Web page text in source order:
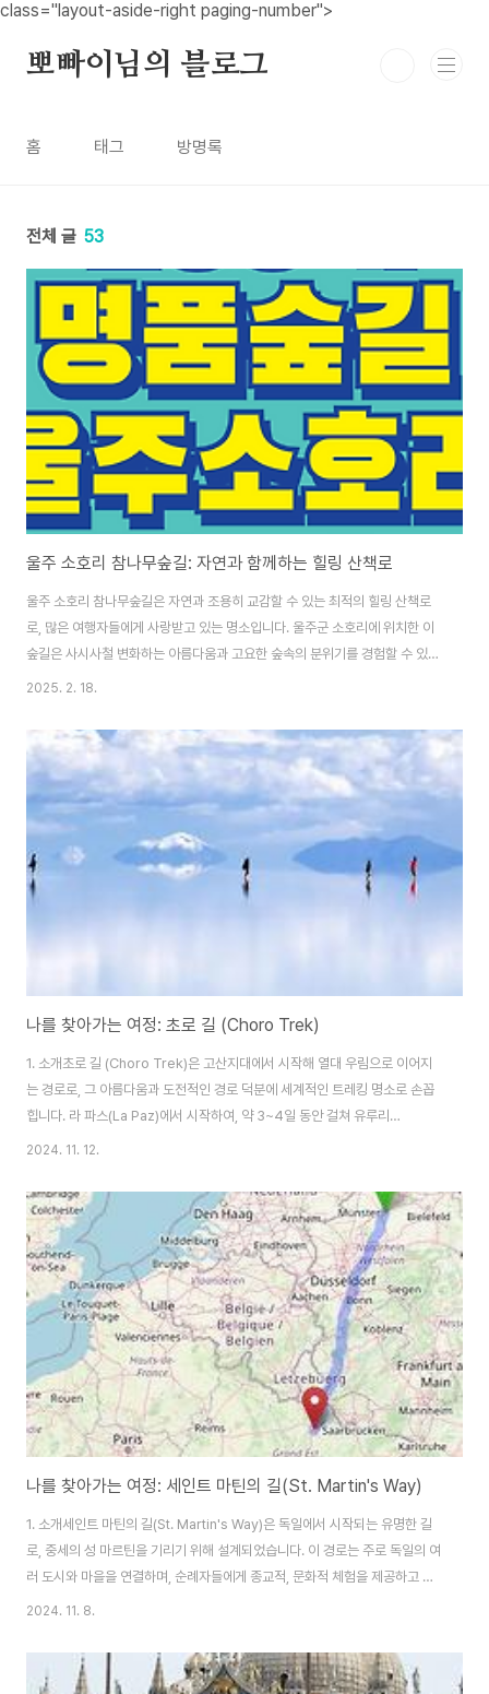
class="layout-aside-right paging-number">
본문 바로가기
뽀빠이님의 블로그
홈 태그 방명록
전체 글 53
울주 소호리 참나무숲길: 자연과 함께하는 힐링 산책로
울주 소호리 참나무숲길은 자연과 조용히 교감할 수 있는 최적의 힐링 산책로
로, 많은 여행자들에게 사랑받고 있는 명소입니다. 울주군 소호리에 위치한 이
숲길은 사시사철 변화하는 아름다움과 고요한 숲속의 분위기를 경험할 수 있
어, 자연을 좋아하는 여행객들에게 더할 나위 없는 장소입니다. 이 글에서는 울
및 여행 팁을 소개하려고 합니다. 산림청 명품숲 바로가기 1. 참나무숲길의 자
연경관과 매력울주 소호리 참나무숲길은 울창한 참나무들이 길을 따라 이어져
있어 자연의 정수를 만끽할 수 있는 곳입니다. 숲길을 따라 걸으며 자연의 소리
와 향기를 느낄 수 있으며, 참나무들이 만들어낸 그늘은 여름에도 시원한 휴식
을 제공합니다. 숲속에서 들리는 새소..
2025. 2. 18.
나를 찾아가는 여정: 초로 길 (Choro Trek)
1. 소개초로 길 (Choro Trek)은 고산지대에서 시작해 열대 우림으로 이어지
는 경로로, 그 아름다움과 도전적인 경로 덕분에 세계적인 트레킹 명소로 손꼽
힙니다. 라 파스(La Paz)에서 시작하여, 약 3~4일 동안 걸쳐 유루리
(Yungas) 지역에 위치한 아스날타(Asnalta)로 하산하는 코스로, 이 트레킹은
하며, 트레커들에게 다양한 자연경관과 함께 체력과 정신력을 시험할 수 있는
기회를 줍니다.2. 역사2-1. 잉카 제국의 주요 교통로초로 길은 잉카 제국의 중
요한 교통망 중 하나로, 제국의 수도였던 쿠스코(Cuzco)에서부터 볼리비아와
페루의 접경 지역까지 이어지는 도로망의 일부였습니다. 잉카 제국은 고산지대
와 열대 우..
2024. 11. 12.
나를 찾아가는 여정: 세인트 마틴의 길(St. Martin's Way)
1. 소개세인트 마틴의 길(St. Martin's Way)은 독일에서 시작되는 유명한 길
로, 중세의 성 마르틴을 기리기 위해 설계되었습니다. 이 경로는 주로 독일의 여
러 도시와 마을을 연결하며, 순례자들에게 종교적, 문화적 체험을 제공하고 있
습니다. 이 길은 신앙심을 강화하고, 자연의 아름다움을 감상하며, 다양한 지역
길(St. Martin's Way)의 역사는 성 마르틴(St. Martin)의 전통과 깊은 연관이
있습니다. 성 마르틴은 316년경 현재의 헝가리 지역에서 태어나, 후에 프랑스
2024. 11. 8.